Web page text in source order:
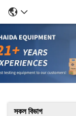
সকল বিভাগ